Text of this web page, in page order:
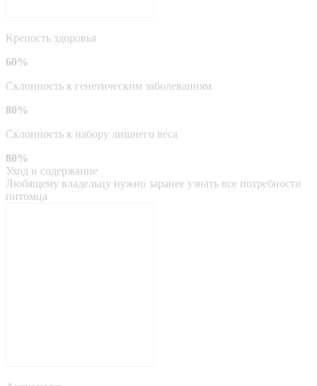
Крепость здоровья
60%
Склонность к генетическим заболеваниям
80%
Склонность к набору лишнего веса
80%
Уход и содержание
Любящему владельцу нужно заранее узнать все потребности
питомца